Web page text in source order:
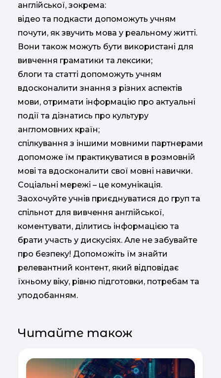
англійської, зокрема:
відео та подкасти допоможуть учням
почути, як звучить мова у реальному житті.
Вони також можуть бути використані для
вивчення граматики та лексики;
блоги та статті допоможуть учням
вдосконалити знання з різних аспектів
мови, отримати інформацію про актуальні
події та дізнатись про культуру
англомовних країн;
спілкування з іншими мовними партнерами
допоможе їм практикуватися в розмовній
мові та вдосконалити свої мовні навички.
Соціальні мережі – це комунікація.
Заохочуйте учнів приєднуватися до груп та
спільнот для вивчення англійської,
коментувати, ділитись інформацією та
брати участь у дискусіях. Але не забувайте
про безпеку! Допоможіть їм знайти
релевантний контент, який відповідає
їхньому віку, рівню підготовки, потребам та
уподобанням.
Читайте також